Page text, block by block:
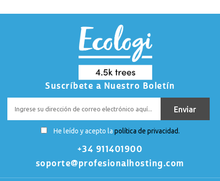
Suscríbete a Nuestro Boletín
He leído y acepto la política de privacidad.
+34 911401900
soporte@profesionalhosting.com